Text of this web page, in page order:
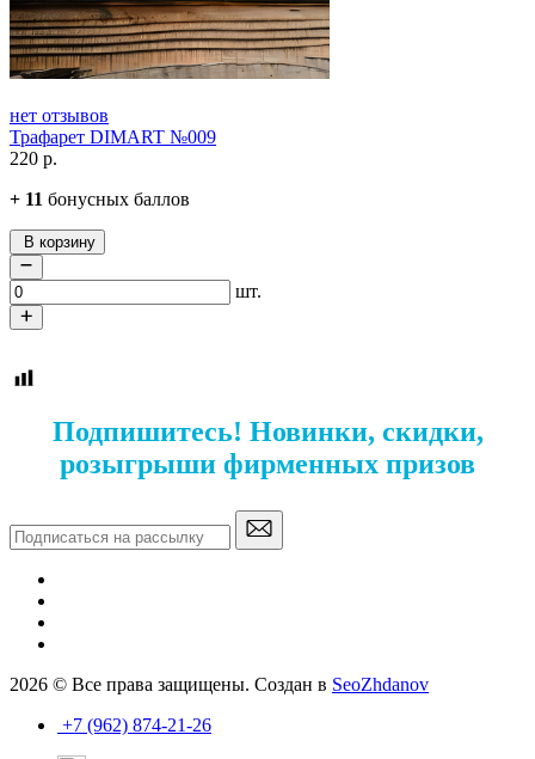
нет отзывов
Трафарет DIMART №009
220 р.
+ 11 бонусных баллов
В корзину
шт.
Подпишитесь! Новинки, скидки,
розыгрыши фирменных призов
2026 © Все права защищены. Создан в SeoZhdanov
+7 (962) 874-21-26